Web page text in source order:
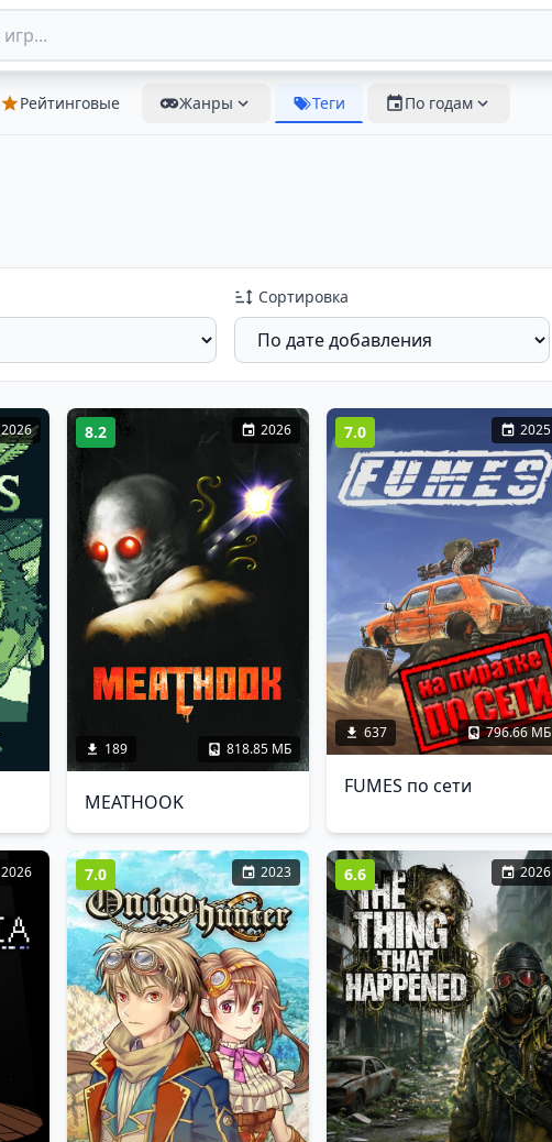
Рейтинговые Жанры Теги По годам
Сортировка
2026 8.2 2026
189 818.85 МБ
MEATHOOK
7.0 2025
637 796.66 МБ
FUMES по сети
2026 7.0 2023 6.6 2026